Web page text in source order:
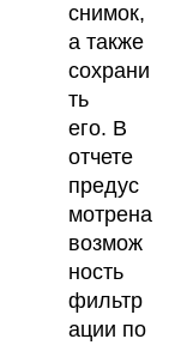
снимок,
а также
сохрани
ть
его. В
отчете
предус
мотрена
возмож
ность
фильтр
ации по